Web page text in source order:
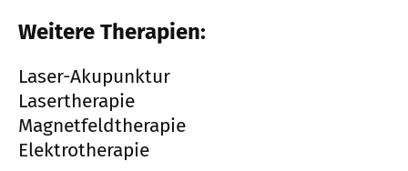
Weitere Therapien:
Laser-Akupunktur
Lasertherapie
Magnetfeldtherapie
Elektrotherapie